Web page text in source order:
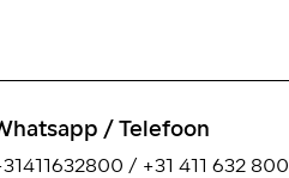
/ Telefoon
/ +31 411 632 800